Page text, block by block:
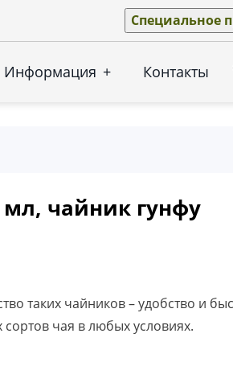
Специальное
Информация + Контакты
мл, чайник гунфу
таких чайников – удобство и
чая в любых условиях.